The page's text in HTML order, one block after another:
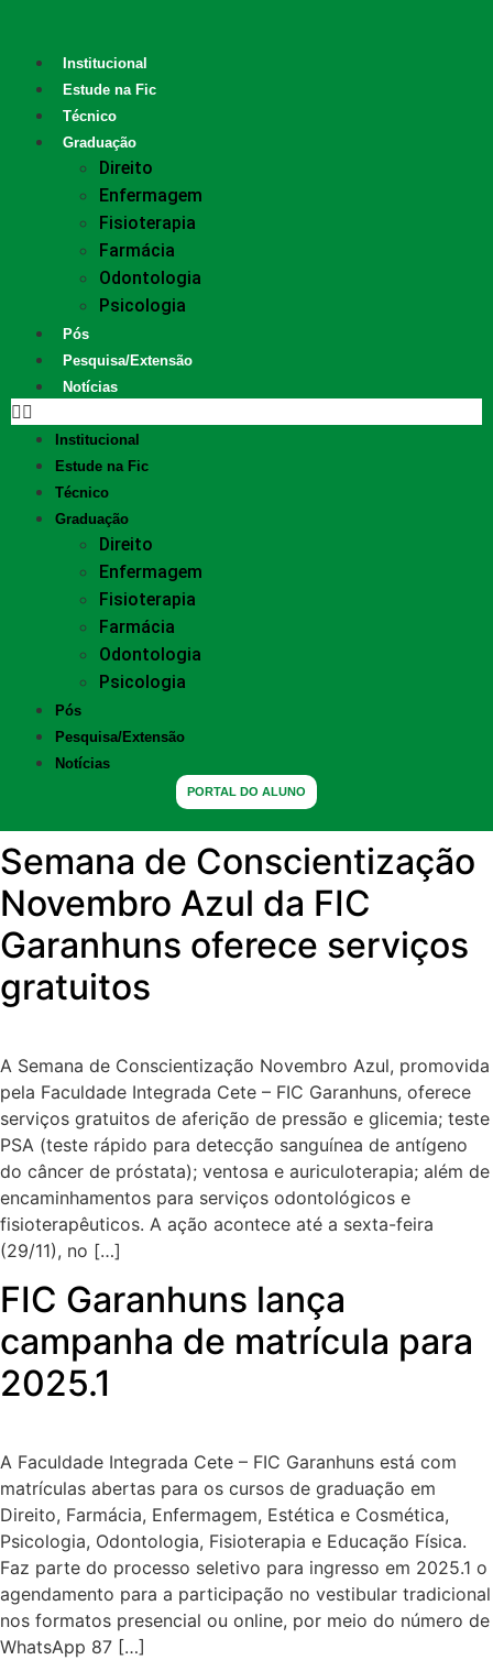
Institucional
Estude na Fic
Técnico
Graduação
Direito
Enfermagem
Fisioterapia
Farmácia
Odontologia
Psicologia
Pós
Pesquisa/Extensão
Notícias
Institucional
Estude na Fic
Técnico
Graduação
Direito
Enfermagem
Fisioterapia
Farmácia
Odontologia
Psicologia
Pós
Pesquisa/Extensão
Notícias
PORTAL DO ALUNO
Semana de Conscientização
Novembro Azul da FIC
Garanhuns oferece serviços
gratuitos
A Semana de Conscientização Novembro Azul, promovida
pela Faculdade Integrada Cete – FIC Garanhuns, oferece
serviços gratuitos de aferição de pressão e glicemia; teste
PSA (teste rápido para detecção sanguínea de antígeno
do câncer de próstata); ventosa e auriculoterapia; além de
encaminhamentos para serviços odontológicos e
fisioterapêuticos. A ação acontece até a sexta-feira
(29/11), no […]
FIC Garanhuns lança
campanha de matrícula para
2025.1
A Faculdade Integrada Cete – FIC Garanhuns está com
matrículas abertas para os cursos de graduação em
Direito, Farmácia, Enfermagem, Estética e Cosmética,
Psicologia, Odontologia, Fisioterapia e Educação Física.
Faz parte do processo seletivo para ingresso em 2025.1 o
agendamento para a participação no vestibular tradicional
nos formatos presencial ou online, por meio do número de
WhatsApp 87 […]